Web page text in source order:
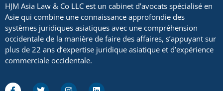
HJM Asia Law & Co LLC est un cabinet d’avocats spécialisé en
Asie qui combine une connaissance approfondie des
systèmes juridiques asiatiques avec une compréhension
occidentale de la manière de faire des affaires, s’appuyant sur
plus de 22 ans d’expertise juridique asiatique et d’expérience
commerciale occidentale.